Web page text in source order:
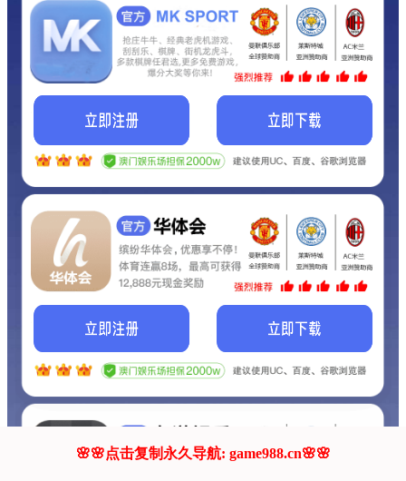
Hey Guys!
我们即将上线啦...
我们的网站正在建设.
它将是非常棒的网站.
联系我们!